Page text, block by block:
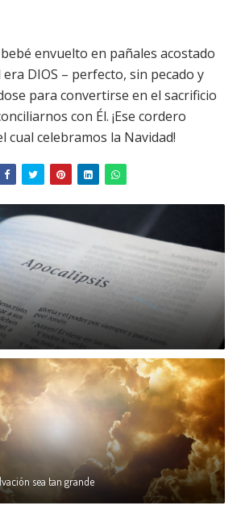
envuelto en pañales acostado
DIOS – perfecto, sin pecado y
para convertirse en el sacrificio
con Él. ¡Ese cordero
cual celebramos la Navidad!
sea tan grande